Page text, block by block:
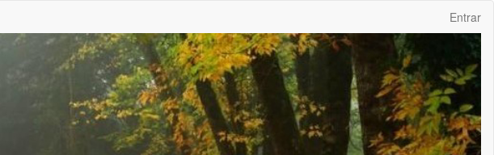
Entrar